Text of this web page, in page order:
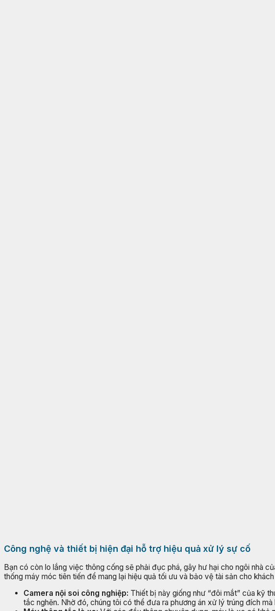
Công nghệ và thiết bị hiện đại hỗ trợ hiệu quả xử lý sự cố
Bạn có còn lo lắng việc thông cống sẽ phải đục phá, gây hư hại cho ngôi nhà
thống máy móc tiên tiến để mang lại hiệu quả tối ưu và bảo vệ tài sản cho
Camera nội soi công nghiệp: Thiết bị này giống như “đôi mắt” của kỹ
tắc nghẽn. Nhờ đó, chúng tôi có thể đưa ra phương án xử lý trúng đích